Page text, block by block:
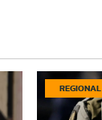
REGIONAL